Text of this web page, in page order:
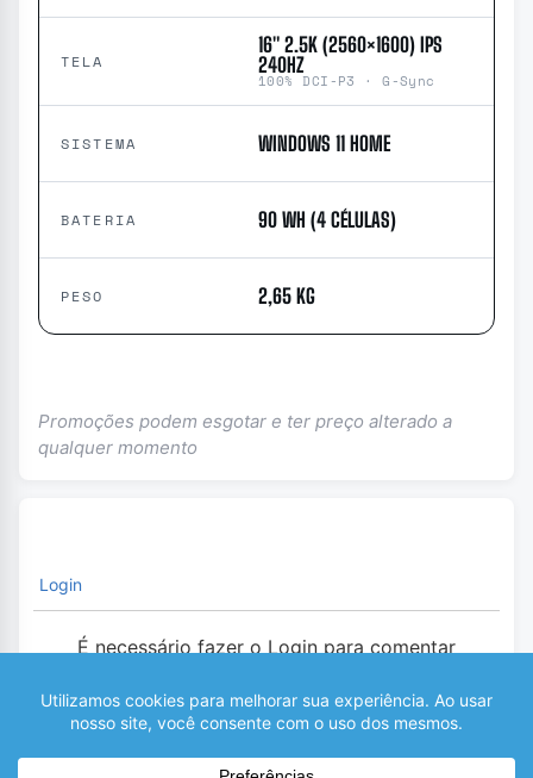
TELA
16″ 2.5K (2560×1600) IPS
240HZ
100% DCI-P3 · G-Sync
SISTEMA WINDOWS 11 HOME
BATERIA 90 WH (4 CÉLULAS)
PESO 2,65 KG
Promoções podem esgotar e ter preço alterado a
qualquer momento
Login
É necessário fazer o Login para comentar
0 COMENTÁRIOS